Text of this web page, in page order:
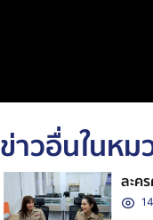
ข่าวอื่นในหม
ละค